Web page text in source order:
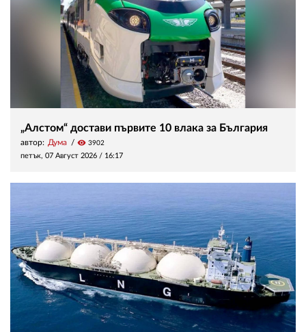
„Алстом“ достави първите 10 влака за България
автор: Дума visibility 3902
петък, 07 Август 2026 / 16:17